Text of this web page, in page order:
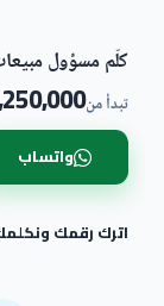
كلّم مسؤول
تبدأ من
واتساب
اترك رقمك